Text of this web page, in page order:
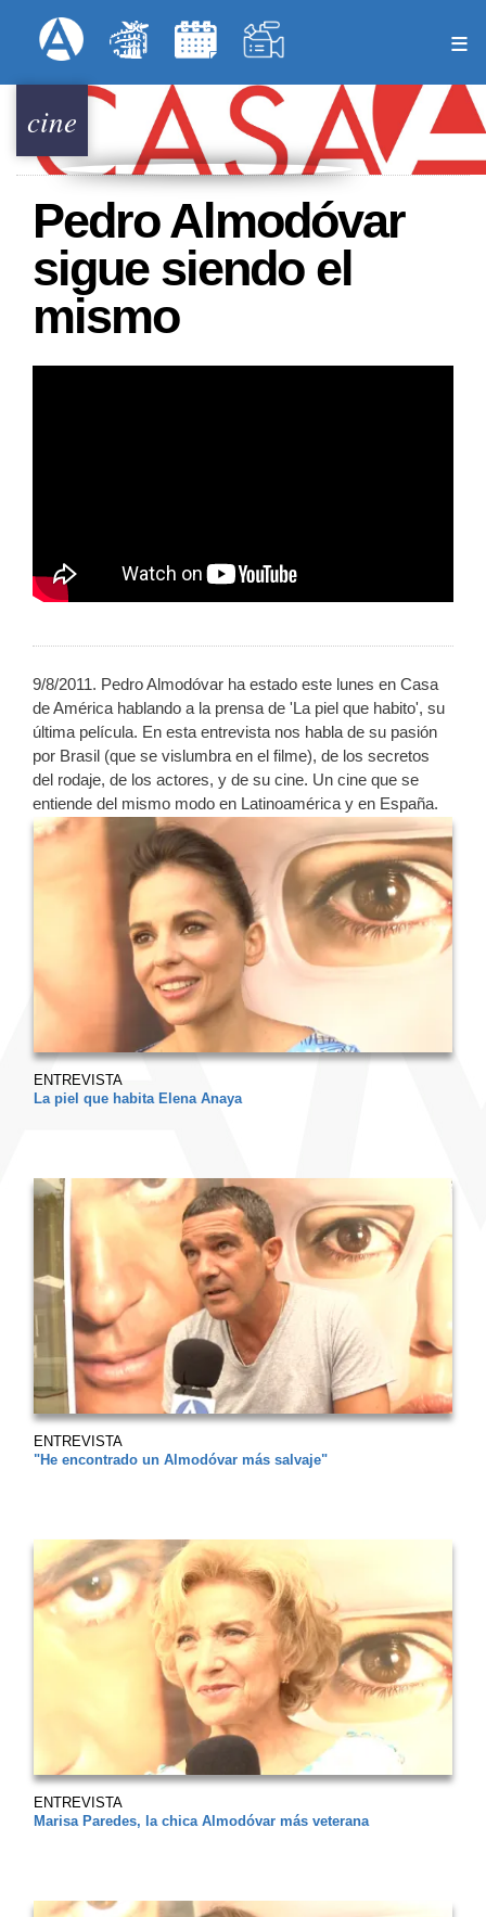
al
principal
Menú Superior
cine
Pedro Almodóvar
sigue siendo el
mismo
9/8/2011. Pedro Almodóvar ha estado este lunes en Casa
de América hablando a la prensa de 'La piel que habito', su
última película. En esta entrevista nos habla de su pasión
por Brasil (que se vislumbra en el filme), de los secretos
del rodaje, de los actores, y de su cine. Un cine que se
entiende del mismo modo en Latinoamérica y en España.
ENTREVISTA
La piel que habita Elena Anaya
ENTREVISTA
"He encontrado un Almodóvar más salvaje"
ENTREVISTA
Marisa Paredes, la chica Almodóvar más veterana